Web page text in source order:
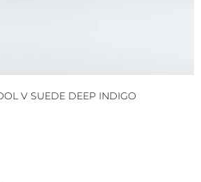
V SUEDE DEEP INDIGO